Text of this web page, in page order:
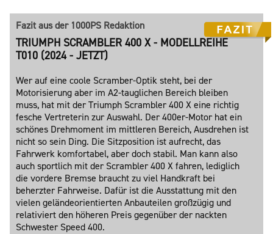
Fazit aus der 1000PS Redaktion
TRIUMPH SCRAMBLER 400 X - MODELLREIHE
T010 (2024 - JETZT)
Wer auf eine coole Scramber-Optik steht, bei der
Motorisierung aber im A2-tauglichen Bereich bleiben
muss, hat mit der Triumph Scrambler 400 X eine richtig
fesche Vertreterin zur Auswahl. Der 400er-Motor hat ein
schönes Drehmoment im mittleren Bereich, Ausdrehen ist
nicht so sein Ding. Die Sitzposition ist aufrecht, das
Fahrwerk komfortabel, aber doch stabil. Man kann also
auch sportlich mit der Scrambler 400 X fahren, lediglich
die vordere Bremse braucht zu viel Handkraft bei
beherzter Fahrweise. Dafür ist die Ausstattung mit den
vielen geländeorientierten Anbauteilen großzügig und
relativiert den höheren Preis gegenüber der nackten
Schwester Speed 400.